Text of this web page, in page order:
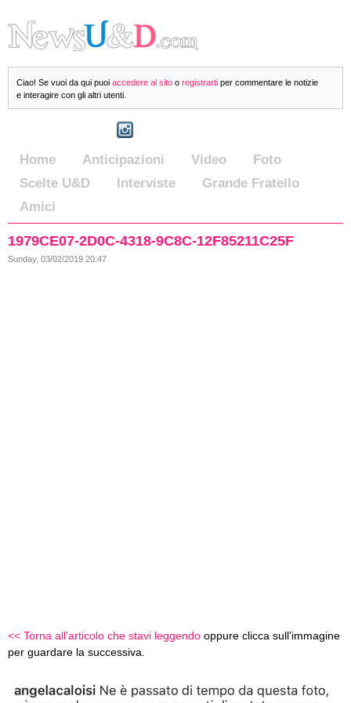
Ciao! Se vuoi da qui puoi accedere al sito o registrarti per commentare le notizie
e interagire con gli altri utenti.
Home Anticipazioni Video
Foto
Scelte U&D
Interviste
Grande Fratello
Amici
1979CE07-2D0C-4318-9C8C-12F85211C25F
Sunday, 03/02/2019 20:47
<< Torna all'articolo che stavi leggendo oppure clicca sull'immagine
per guardare la successiva.